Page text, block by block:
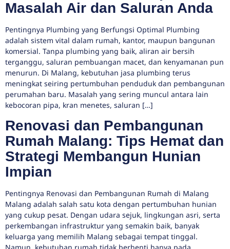
Masalah Air dan Saluran Anda
Pentingnya Plumbing yang Berfungsi Optimal Plumbing
adalah sistem vital dalam rumah, kantor, maupun bangunan
komersial. Tanpa plumbing yang baik, aliran air bersih
terganggu, saluran pembuangan macet, dan kenyamanan pun
menurun. Di Malang, kebutuhan jasa plumbing terus
meningkat seiring pertumbuhan penduduk dan pembangunan
perumahan baru. Masalah yang sering muncul antara lain
kebocoran pipa, kran menetes, saluran […]
Renovasi dan Pembangunan
Rumah Malang: Tips Hemat dan
Strategi Membangun Hunian
Impian
Pentingnya Renovasi dan Pembangunan Rumah di Malang
Malang adalah salah satu kota dengan pertumbuhan hunian
yang cukup pesat. Dengan udara sejuk, lingkungan asri, serta
perkembangan infrastruktur yang semakin baik, banyak
keluarga yang memilih Malang sebagai tempat tinggal.